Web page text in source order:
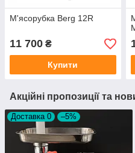
М'ясорубка Berg 12R
11 700 ₴
Купити
Акційні пропозиції та
Доставка 0 –5%